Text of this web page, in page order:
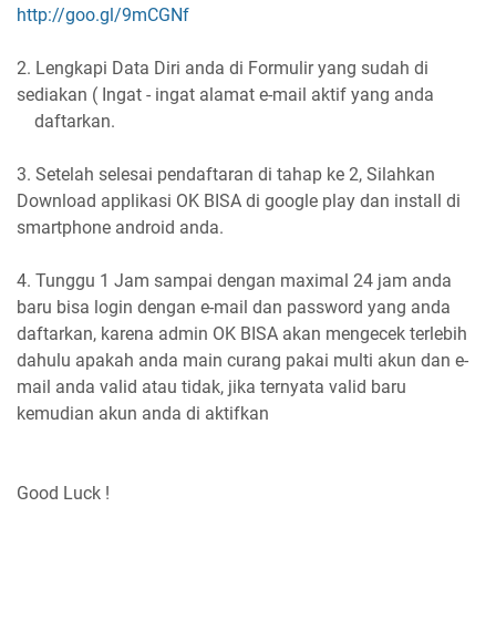
http://goo.gl/9mCGNf
2. Lengkapi Data Diri anda di Formulir yang sudah di
sediakan ( Ingat - ingat alamat e-mail aktif yang anda
daftarkan.
3. Setelah selesai pendaftaran di tahap ke 2, Silahkan
Download applikasi OK BISA di google play dan install di
smartphone android anda.
4. Tunggu 1 Jam sampai dengan maximal 24 jam anda
baru bisa login dengan e-mail dan password yang anda
daftarkan, karena admin OK BISA akan mengecek terlebih
dahulu apakah anda main curang pakai multi akun dan e-
mail anda valid atau tidak, jika ternyata valid baru
kemudian akun anda di aktifkan
Good Luck !